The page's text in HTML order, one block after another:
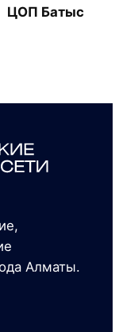
ЦОП Батыс
Алматы.